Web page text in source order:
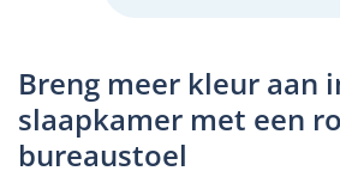
Breng meer kleur aan
slaapkamer met een
bureaustoel